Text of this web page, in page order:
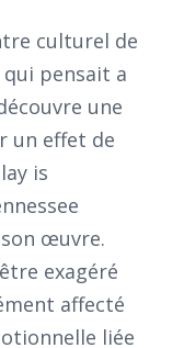
culturel de
qui pensait a
une
un effet de
is
œuvre.
exagéré
affecté
liée